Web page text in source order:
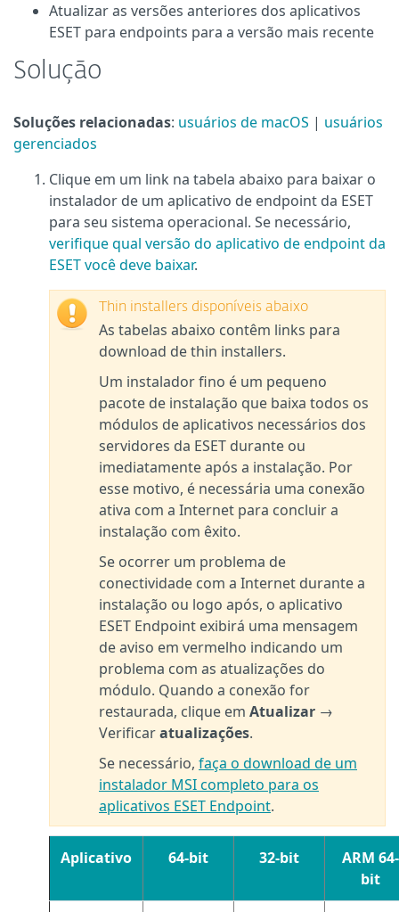
Atualizar as versões anteriores dos aplicativos
ESET para endpoints para a versão mais recente
Solução
Soluções relacionadas: usuários de macOS | usuários
gerenciados
Clique em um link na tabela abaixo para baixar o
instalador de um aplicativo de endpoint da ESET
para seu sistema operacional. Se necessário,
verifique qual versão do aplicativo de endpoint da
ESET você deve baixar.
Thin installers disponíveis abaixo
As tabelas abaixo contêm links para
download de thin installers.
Um instalador fino é um pequeno
pacote de instalação que baixa todos os
módulos de aplicativos necessários dos
servidores da ESET durante ou
imediatamente após a instalação. Por
esse motivo, é necessária uma conexão
ativa com a Internet para concluir a
instalação com êxito.
Se ocorrer um problema de
conectividade com a Internet durante a
instalação ou logo após, o aplicativo
ESET Endpoint exibirá uma mensagem
de aviso em vermelho indicando um
problema com as atualizações do
módulo. Quando a conexão for
restaurada, clique em Atualizar →
Verificaratualizações.
Se necessário, faça o download de um
instalador MSI completo para os
aplicativos ESET Endpoint.
Aplicativo 64-bit 32-bit
ARM 64-
bit